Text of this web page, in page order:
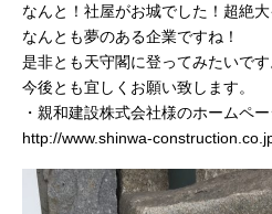
なんと！社屋がお城でした！超絶大
なんとも夢のある企業ですね！
是非とも天守閣に登ってみたいです
今後とも宜しくお願い致します。
・親和建設株式会社様のホームペー
http://www.shinwa-